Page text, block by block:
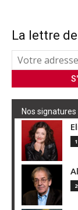
La lettre
Nos signatures